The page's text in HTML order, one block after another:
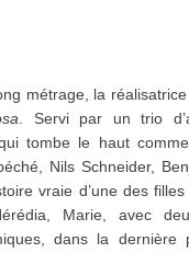
métrage, la
. Servi par un trio
tombe le haut
Nils Schneider,
vraie d’une des filles
Marie, avec
dans la dernière